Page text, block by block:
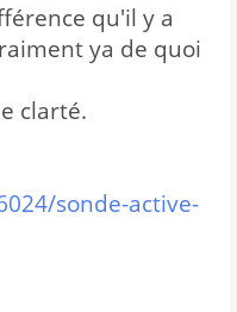
qu'il y a
ya de quoi
clarté.
sonde-active-